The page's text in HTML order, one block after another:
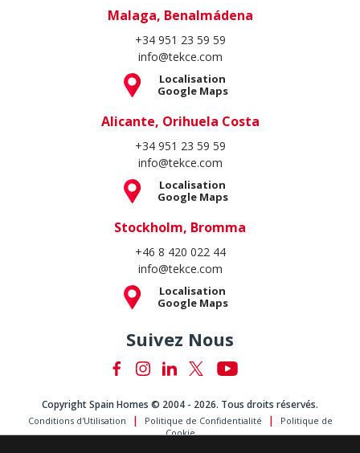
Malaga, Benalmádena
+34 951 23 59 59
info@tekce.com
Localisation
Google Maps
Alicante, Orihuela Costa
+34 951 23 59 59
info@tekce.com
Localisation
Google Maps
Stockholm, Bromma
+46 8 420 022 44
info@tekce.com
Localisation
Google Maps
Suivez Nous
Copyright Spain Homes © 2004 - 2026. Tous droits réservés.
Conditions d'Utilisation Politique de Confidentialité
Politique de
Cookie